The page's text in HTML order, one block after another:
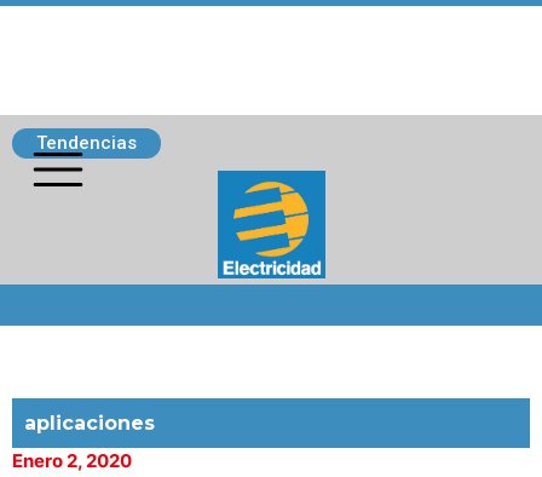
Tendencias
aplicaciones
Enero 2, 2020